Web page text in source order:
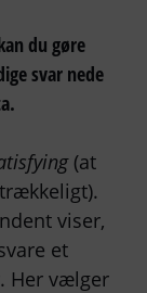
du gøre
svar nede
(at
viser,
et
Her vælger